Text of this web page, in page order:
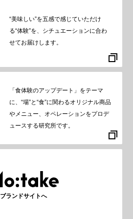
“美味しい”を五感で感じていただけ
る“体験”を、シチュエーションに合わ
せてお届けします。
「食体験のアップデート」をテーマ
に、“場”と“食”に関わるオリジナル商品
やメニュー、オペレーションをプロデ
ュースする研究所です。
ブランドサイトへ